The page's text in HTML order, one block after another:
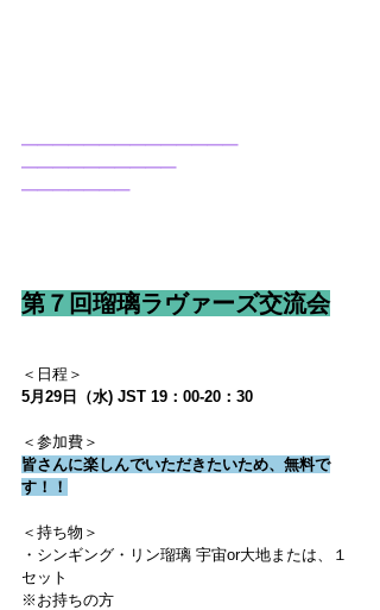
━━━━━━━━━━━━━━
━━━━━━━━━━
━━━━━━━
第７回瑠璃ラヴァーズ交流会
＜日程＞
5月29日（水) JST 19：00-20：30
＜参加費＞
皆さんに楽しんでいただきたいため、無料で
す！！
＜持ち物＞
・シンギング・リン瑠璃 宇宙or大地または、１
セット
※お持ちの方